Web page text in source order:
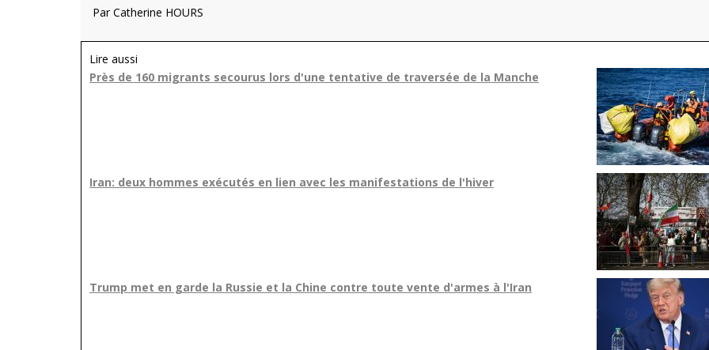
Par Catherine HOURS
Lire aussi
Près de 160 migrants secourus lors d'une tentative de traversée de la Manche
Iran: deux hommes exécutés en lien avec les manifestations de l'hiver
Trump met en garde la Russie et la Chine contre toute vente d'armes à l'Iran